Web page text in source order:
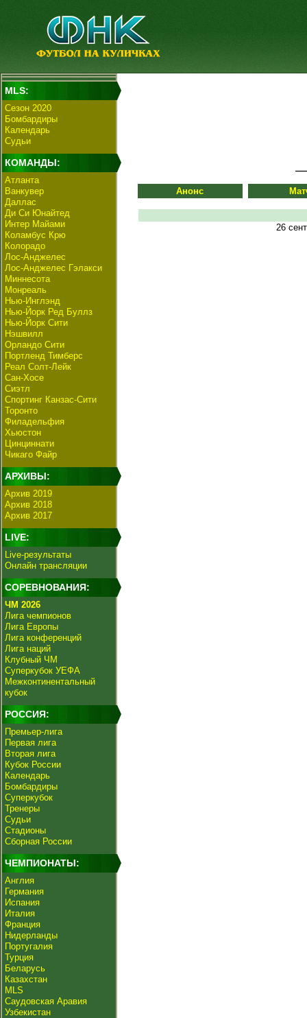
MLS:
Сезон 2020
Бомбардиры
Календарь
Судьи
КОМАНДЫ:
Атланта
Ванкувер
Даллас
Ди Си Юнайтед
Интер Майами
Коламбус Крю
Колорадо
Лос-Анджелес
Лос-Анджелес Гэлакси
Миннесота
Монреаль
Нью-Инглэнд
Нью-Йорк Ред Буллз
Нью-Йорк Сити
Нэшвилл
Орландо Сити
Портленд Тимберс
Реал Солт-Лейк
Сан-Хосе
Сиэтл
Спортинг Канзас-Сити
Торонто
Филадельфия
Хьюстон
Цинциннати
Чикаго Файр
АРХИВЫ:
Архив 2019
Архив 2018
Архив 2017
LIVE:
Live-результаты
Онлайн трансляции
СОРЕВНОВАНИЯ:
ЧМ 2026
Лига чемпионов
Лига Европы
Лига конференций
Лига наций
Клубный ЧМ
Суперкубок УЕФА
Межконтинентальный
кубок
РОССИЯ:
Премьер-лига
Первая лига
Вторая лига
Кубок России
Календарь
Бомбардиры
Суперкубок
Тренеры
Судьи
Стадионы
Сборная России
ЧЕМПИОНАТЫ:
Англия
Германия
Испания
Италия
Франция
Нидерланды
Португалия
Турция
Беларусь
Казахстан
MLS
Саудовская Аравия
Узбекистан
Анонс
26